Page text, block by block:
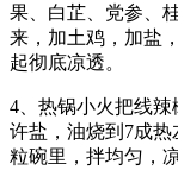
果、白芷、党参、
来，加土鸡，加盐
起彻底凉透。
4、热锅小火把线
许盐，油烧到7成
粒碗里，拌均匀，